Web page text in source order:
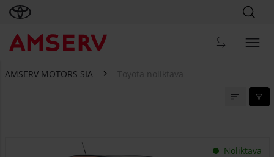
AMSERV MOTORS SIA Toyota noliktava
Noliktavā